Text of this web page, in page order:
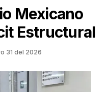
Mexicano
Estructural
31 del 2026